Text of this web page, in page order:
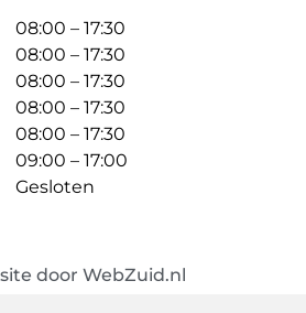
08:00 – 17:30
08:00 – 17:30
08:00 – 17:30
08:00 – 17:30
08:00 – 17:30
09:00 – 17:00
Gesloten
door WebZuid.nl